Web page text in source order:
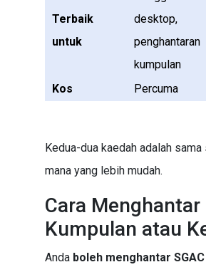
Terbaik
untuk
desktop,
penghantaran
kumpulan
Kos Percuma
Kedua-dua kaedah adalah sama
mana yang lebih mudah.
Cara
Kumpulan atau
Anda boleh menghantar